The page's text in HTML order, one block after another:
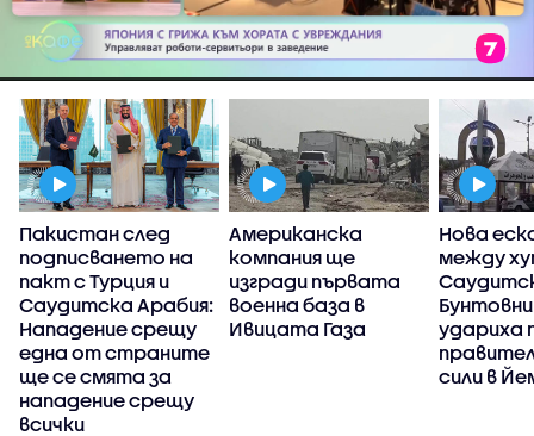
Пакистан след
подписването на
пакт с Турция и
Саудитска Арабия:
Нападение срещу
една от страните
ще се смята за
нападение срещу
всички
Американска
компания ще
изгради първата
военна база в
Ивицата Газа
Нова
между
удариха
сили в